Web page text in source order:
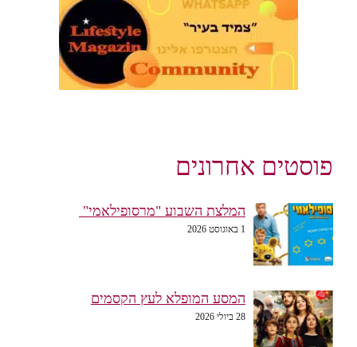
פוסטים אחרונים
המלצת השבוע "מרסופילאמי"
1 באוגוסט 2026
המסע המופלא לעץ הקסמים
28 ביולי 2026